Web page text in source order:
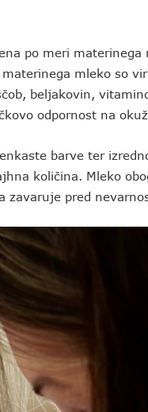
po meri
mleko so
beljakovin,
odpornost na
barve ter
količina. Mleko
zavaruje pred